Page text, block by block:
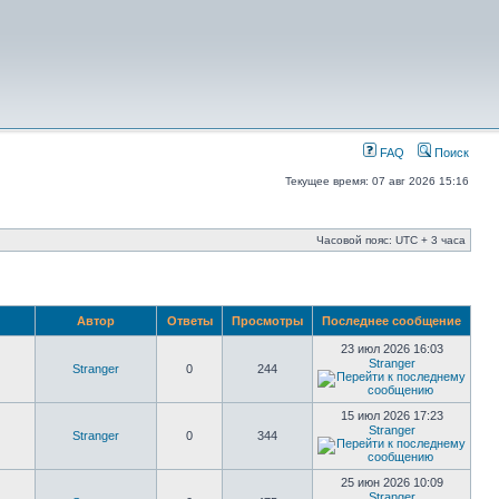
FAQ Поиск
Текущее время: 07 авг 2026 15:16
Часовой пояс: UTC + 3 часа
Автор Ответы Просмотры Последнее сообщение
Stranger 0 244
23 июл 2026 16:03
Stranger
Stranger 0 344
15 июл 2026 17:23
Stranger
25 июн 2026 10:09